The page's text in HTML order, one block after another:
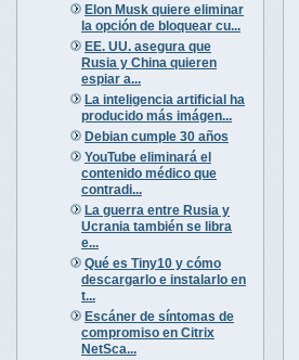
Elon Musk quiere eliminar
la opción de bloquear cu...
EE. UU. asegura que
Rusia y China quieren
espiar a...
La inteligencia artificial ha
producido más imágen...
Debian cumple 30 años
YouTube eliminará el
contenido médico que
contradi...
La guerra entre Rusia y
Ucrania también se libra
e...
Qué es Tiny10 y cómo
descargarlo e instalarlo en
t...
Escáner de síntomas de
compromiso en Citrix
NetSca...